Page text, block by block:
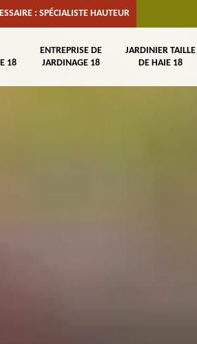
: SPÉCIALISTE HAUTEUR
18
ENTREPRISE DE
JARDINAGE 18
JARDINIER TAILLE
DE HAIE 18